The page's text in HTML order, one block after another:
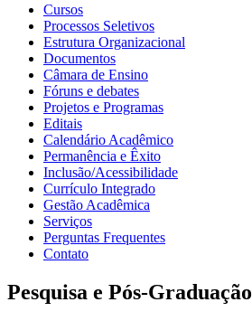
Cursos
Processos Seletivos
Estrutura Organizacional
Documentos
Câmara de Ensino
Fóruns e debates
Projetos e Programas
Editais
Calendário Acadêmico
Permanência e Êxito
Inclusão/Acessibilidade
Currículo Integrado
Gestão Acadêmica
Serviços
Perguntas Frequentes
Contato
Pesquisa e Pós-Graduação